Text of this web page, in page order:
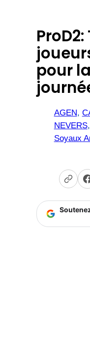
pour
AGEN,
NEVERS,
Soyaux